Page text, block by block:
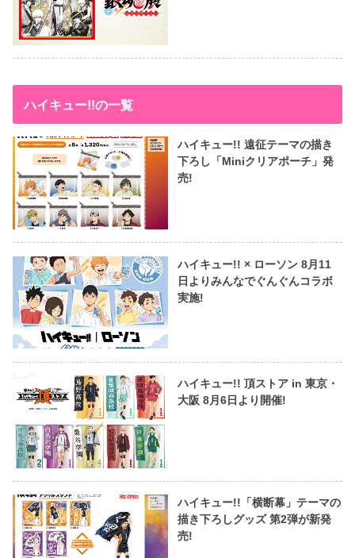
ハイキュー!!の一覧
ハイキュー!! 遠征テーマの描き
下ろし「Miniクリアポーチ」発
売!
ハイキュー!! × ローソン 8月11
日よりみんなでぐんぐんコラボ
実施!
ハイキュー!! 頂ストア in 東京・
大阪 8月6日より開催!
ハイキュー!!「横断幕」テーマの
描き下ろしグッズ 第2弾が新発
売!